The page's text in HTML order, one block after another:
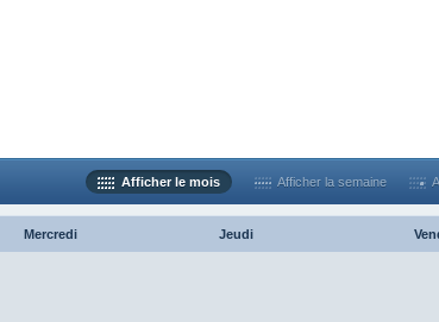
Afficher le mois Afficher la semaine
Mercredi Jeudi